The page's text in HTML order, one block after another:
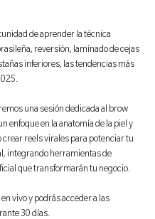
de aprender la técnica
reversión, laminado de cejas
inferiores, las tendencias más
enfoque en la anatomía de la piel y
crear reels virales para potenciar tu
integrando herramientas de
que transformarán tu negocio.
vivo y podrás acceder a las
30 días.